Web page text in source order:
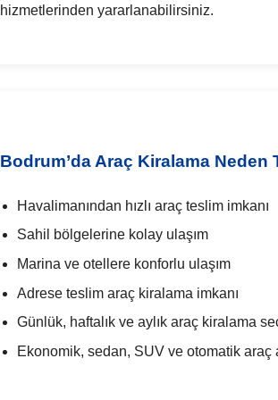
hizmetlerinden yararlanabilirsiniz.
Bodrum’da Araç Kiralama Neden
Havalimanından hızlı araç teslim imkanı
Sahil bölgelerine kolay ulaşım
Marina ve otellere konforlu ulaşım
Adrese teslim araç kiralama imkanı
Günlük, haftalık ve aylık araç kiralama
Ekonomik, sedan, SUV ve otomatik araç